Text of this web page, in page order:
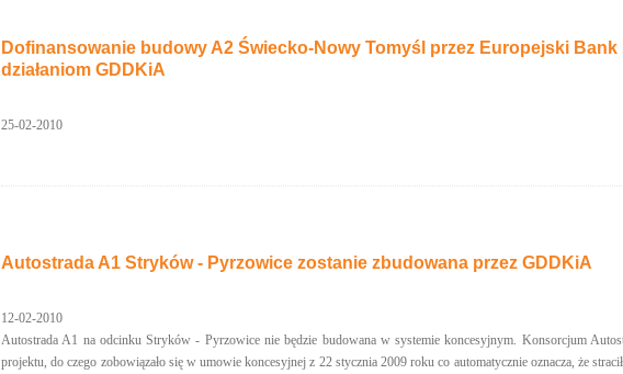
Dofinansowanie budowy A2 Świecko-Nowy Tomyśl przez Europejski
działaniom GDDKiA
25-02-2010
Autostrada A1 Stryków - Pyrzowice zostanie zbudowana przez GDDKiA
12-02-2010
Autostrada A1 na odcinku Stryków - Pyrzowice nie będzie budowana w systemie koncesyjnym. Konsorcjum
projektu, do czego zobowiązało się w umowie koncesyjnej z 22 stycznia 2009 roku co automatycznie oznacza, że